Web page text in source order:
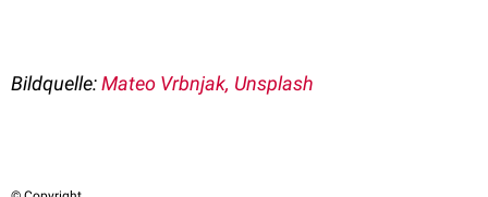
Bildquelle:Mateo Vrbnjak, Unsplash